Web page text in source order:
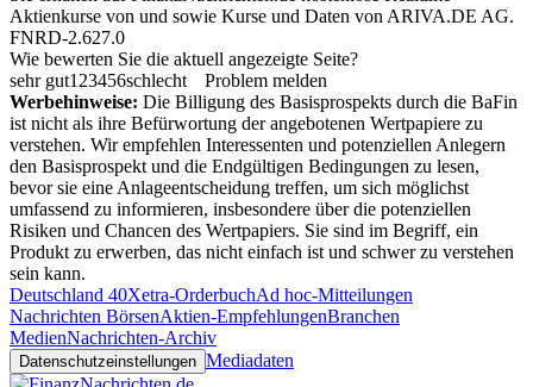
Aktienkurse von und sowie Kurse und Daten von ARIVA.DE AG.
FNRD-2.627.0
Wie bewerten Sie die aktuell angezeigte Seite?
sehr gut1 23456schlecht
Problem melden
Werbehinweise: Die Billigung des Basisprospekts durch die BaFin
ist nicht als ihre Befürwortung der angebotenen Wertpapiere zu
verstehen. Wir empfehlen Interessenten und potenziellen Anlegern
den Basisprospekt und die Endgültigen Bedingungen zu lesen,
bevor sie eine Anlageentscheidung treffen, um sich möglichst
umfassend zu informieren, insbesondere über die potenziellen
Risiken und Chancen des Wertpapiers. Sie sind im Begriff, ein
Produkt zu erwerben, das nicht einfach ist und schwer zu verstehen
sein kann.
Deutschland 40Xetra-OrderbuchAd hoc-Mitteilungen
Nachrichten BörsenAktien-EmpfehlungenBranchen
MedienNachrichten-Archiv
Datenschutzeinstellungen Mediadaten